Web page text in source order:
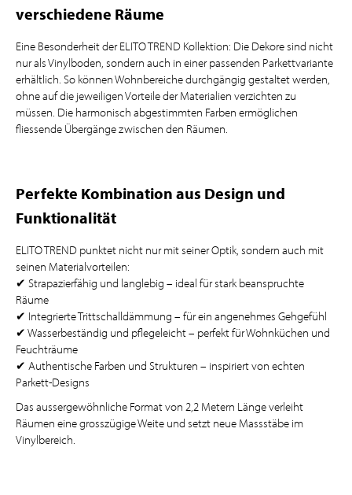
verschiedene Räume
Eine Besonderheit der ELITO TREND Kollektion: Die Dekore sind nicht
nur als Vinylboden, sondern auch in einer passenden Parkettvariante
erhältlich. So können Wohnbereiche durchgängig gestaltet werden,
ohne auf die jeweiligen Vorteile der Materialien verzichten zu
müssen. Die harmonisch abgestimmten Farben ermöglichen
fliessende Übergänge zwischen den Räumen.
Perfekte Kombination aus Design und
Funktionalität
ELITO TREND punktet nicht nur mit seiner Optik, sondern auch mit
seinen Materialvorteilen:
✔ Strapazierfähig und langlebig – ideal für stark beanspruchte
Räume
✔ Integrierte Trittschalldämmung – für ein angenehmes Gehgefühl
✔ Wasserbeständig und pflegeleicht – perfekt für Wohnküchen und
Feuchträume
✔ Authentische Farben und Strukturen – inspiriert von echten
Parkett-Designs
Das aussergewöhnliche Format von 2,2 Metern Länge verleiht
Räumen eine grosszügige Weite und setzt neue Massstäbe im
Vinylbereich.